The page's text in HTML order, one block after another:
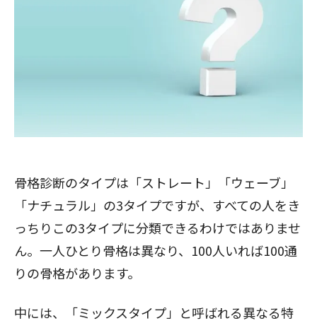
骨格診断のタイプは「ストレート」「ウェーブ」
「ナチュラル」の3タイプですが、すべての人をき
っちりこの3タイプに分類できるわけではありませ
ん。一人ひとり骨格は異なり、100人いれば100通
りの骨格があります。
中には、「ミックスタイプ」と呼ばれる異なる特